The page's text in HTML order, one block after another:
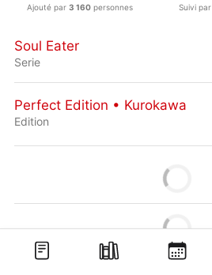
Ajouté par 3 160 personnes Suivi par
Soul Eater
Serie
Perfect Edition • Kurokawa
Edition